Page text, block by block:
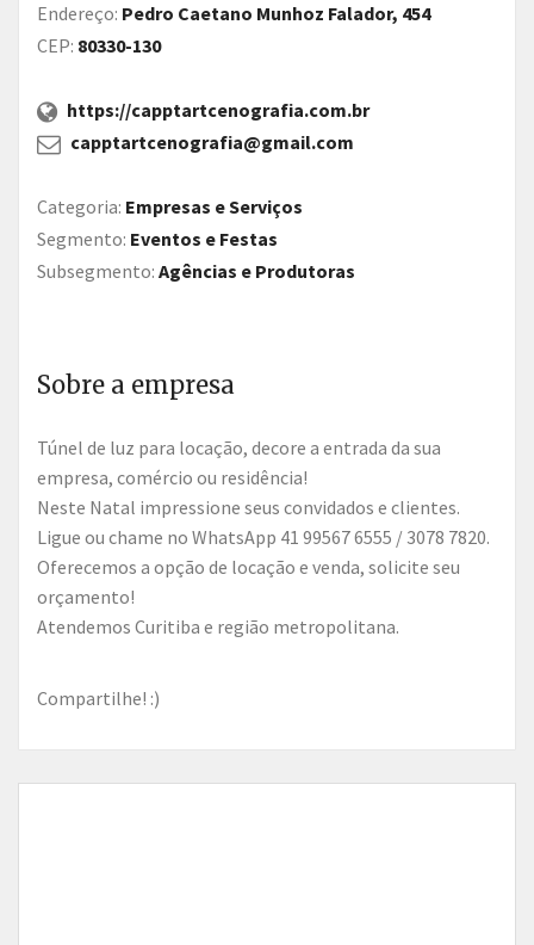
Endereço: Pedro Caetano Munhoz Falador, 454
CEP: 80330-130
https://capptartcenografia.com.br
capptartcenografia@gmail.com
Categoria: Empresas e Serviços
Segmento: Eventos e Festas
Subsegmento: Agências e Produtoras
Sobre a empresa
Túnel de luz para locação, decore a entrada da sua
empresa, comércio ou residência!
Neste Natal impressione seus convidados e clientes.
Ligue ou chame no WhatsApp 41 99567 6555 / 3078 7820.
Oferecemos a opção de locação e venda, solicite seu
orçamento!
Atendemos Curitiba e região metropolitana.
Compartilhe! :)